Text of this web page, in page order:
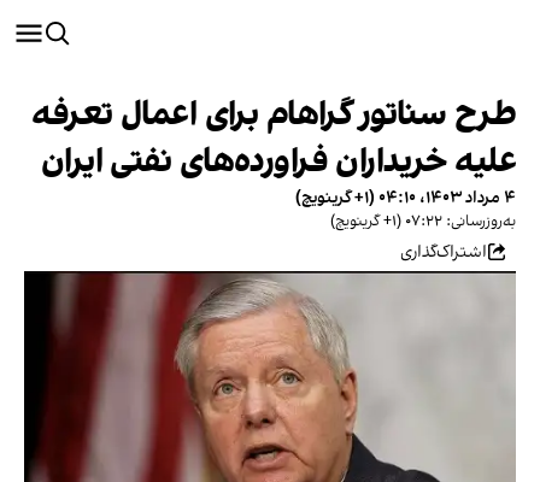
طرح سناتور گراهام برای اعمال تعرفه
علیه خریداران فراورده‌های نفتی ایران
۴ مرداد ۱۴۰۳، ۰۴:۱۰ (‎+۱ گرینویچ)
به‌روزرسانی: ۰۷:۲۲ (‎+۱ گرینویچ)
اشتراک‌گذاری